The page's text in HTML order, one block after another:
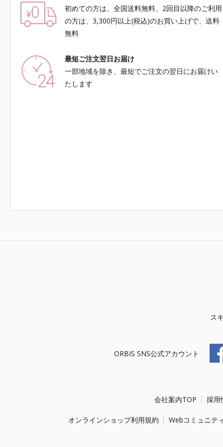
初めての方は、全国送料無料、2回目以降のご利用
の方は、3,300円以上(税込)のお買い上げで、送料
無料
最短ご注文翌日お届け
一部地域を除き、最短でご注文の翌日にお届けい
たします
ス
ORBIS SNS公式アカウント
会社案内TOP 採用
オンラインショップ利用規約 Webコミュニテ